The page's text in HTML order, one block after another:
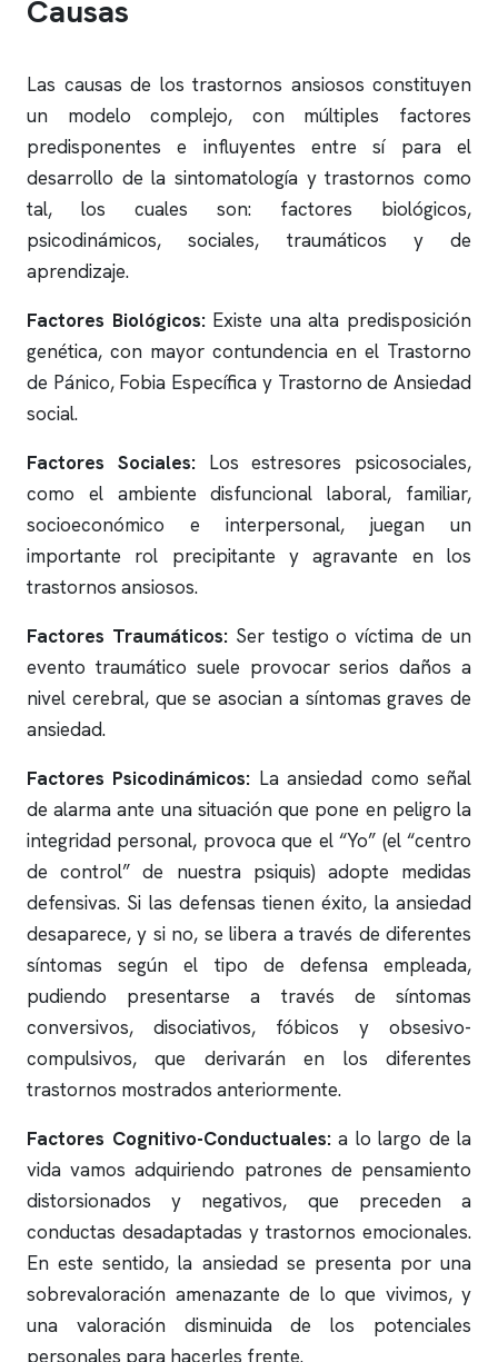
Causas
Las causas de los trastornos ansiosos constituyen
un modelo complejo, con múltiples factores
predisponentes e influyentes entre sí para el
desarrollo de la sintomatología y trastornos como
tal, los cuales son: factores biológicos,
psicodinámicos, sociales, traumáticos y de
aprendizaje.
Factores Biológicos:Existe una alta predisposición
genética, con mayor contundencia en el Trastorno
de Pánico, Fobia Específica y Trastorno de Ansiedad
social.
Factores Sociales:Los estresores psicosociales,
como el ambiente disfuncional laboral, familiar,
socioeconómico e interpersonal, juegan un
importante rol precipitante y agravante en los
trastornos ansiosos.
Factores Traumáticos:Ser testigo o víctima de un
evento traumático suele provocar serios daños a
nivel cerebral, que se asocian a síntomas graves de
ansiedad.
Factores Psicodinámicos: La ansiedad como señal
de alarma ante una situación que pone en peligro la
integridad personal, provoca que el “Yo” (el “centro
de control” de nuestra psiquis) adopte medidas
defensivas. Si las defensas tienen éxito, la ansiedad
desaparece, y si no, se libera a través de diferentes
síntomas según el tipo de defensa empleada,
pudiendo presentarse a través de síntomas
conversivos, disociativos, fóbicos y obsesivo-
compulsivos, que derivarán en los diferentes
trastornos mostrados anteriormente.
Factores Cognitivo-Conductuales:a lo largo de la
vida vamos adquiriendo patrones de pensamiento
distorsionados y negativos, que preceden a
conductas desadaptadas y trastornos emocionales.
En este sentido, la ansiedad se presenta por una
sobrevaloración amenazante de lo que vivimos, y
una valoración disminuida de los potenciales
personales para hacerles frente.